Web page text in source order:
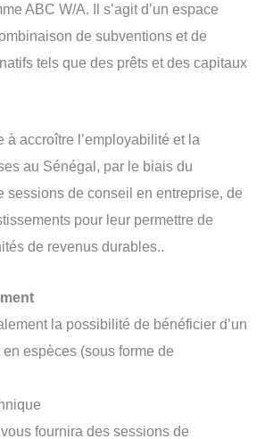
ABC W/A. Il s’agit d’un espace
de subventions et de
tels que des prêts et des capitaux
à accroître l’employabilité et la
au Sénégal, par le biais du
sessions de conseil en entreprise, de
pour leur permettre de
de revenus durables..
la possibilité de bénéficier d’un
espèces (sous forme de
fournira des sessions de